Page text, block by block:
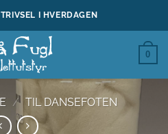
I HVERDAGEN
0
/ TIL DANSEFOTEN